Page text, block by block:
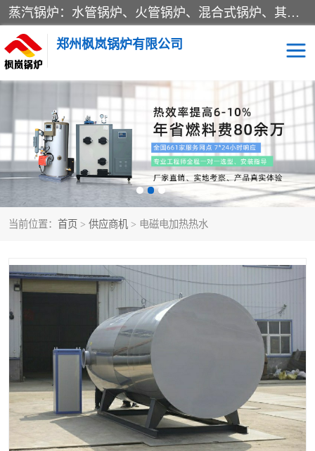
蒸汽锅炉：水管锅炉、火管锅炉、混合式锅炉、其他蒸汽锅炉； 热水锅炉：家用型集中供暖用热水锅炉、其他热水锅炉； 有机热载体锅炉； 船用蒸汽锅炉； （锅炉用辅助设备及装置）蒸汽冷凝器：表面冷凝器、混合式冷凝器、空冷式冷凝器、其他蒸汽冷凝器； 锅炉用辅助设备：节热器、蒸汽收集器、蓄能器、烟垢清除器、气体回收器、泥渣刮除器、空气预热器、其他锅炉用辅助设备；
郑州枫岚锅炉有限公司
当前位置： 首页 > 供应商机 > 电磁电加热热水